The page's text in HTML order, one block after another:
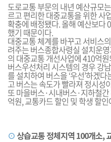
도로교통 부문의 내년 예산규모
르고 편리한 대중교통을 위한 사
확충에 배정됐다. 올해 예산보다
했기 때문이다.
대중교통 체계를 바꾸고 서비스
려주는 버스종합사령실 설치운
의 대중교통 개선사업에 410억
버스우선처리 시스템의 경우 강
를 설치하여 버스을 ‘우선’하겠
고 버스는 속도가 빨라져 정시성
또 마을버스·시내버스·지하철
억원, 교통카드 할인 및 학생 할
⊙ 상습교통 정체지역 100개소,